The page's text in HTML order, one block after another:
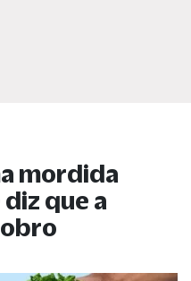
mordida
diz que a